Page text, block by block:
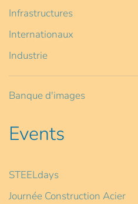
Infrastructures
Internationaux
Industrie
Banque d'images
Events
STEELdays
Journée Construction Acier